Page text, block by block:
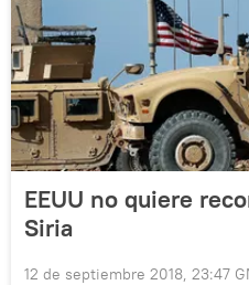
EEUU no quiere
Siria
12 de septiembre 2018, 23:47